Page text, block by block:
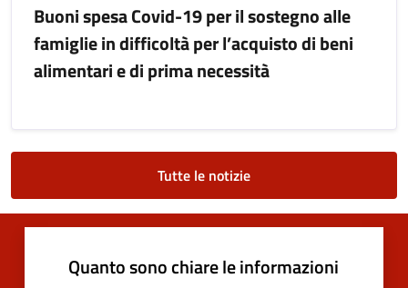
Buoni spesa Covid-19 per il sostegno alle
famiglie in difficoltà per l’acquisto di beni
alimentari e di prima necessità
Tutte le notizie
Quanto sono chiare le informazioni